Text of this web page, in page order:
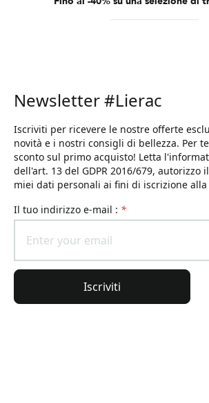
Newsletter #Lierac
Iscriviti per ricevere le nostre offerte
novità e i nostri consigli di bellezza. Per
sconto sul primo acquisto! Letta
dell'art. 13 del GDPR 2016/679, autorizzo
miei dati personali ai fini di iscrizione alla
il tuo indirizzo e-mail : *
Iscriviti